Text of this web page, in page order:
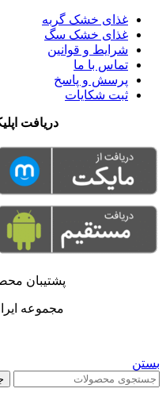
غذای خشک گربه
غذای خشک سگ
شرایط و قوانین
تماس با ما
پرسش و پاسخ
ثبت شکایات
دریافت
پشتیبان
مجموعه
بستن